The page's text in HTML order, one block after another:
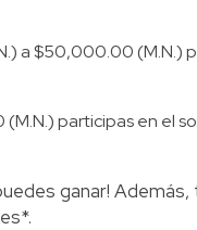
a $50,000.00 (M.N.)
participas en el
ganar! Además,